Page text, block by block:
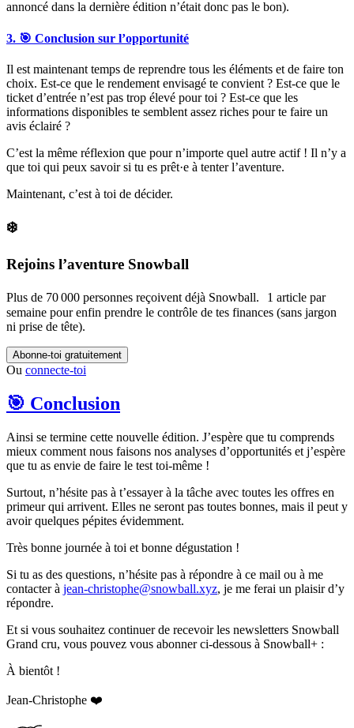
annoncé dans la dernière édition n’était donc pas le bon).
3. 🎯 Conclusion sur l’opportunité
Il est maintenant temps de reprendre tous les éléments et de faire ton
choix. Est-ce que le rendement envisagé te convient ? Est-ce que le
ticket d’entrée n’est pas trop élevé pour toi ? Est-ce que les
informations disponibles te semblent assez riches pour te faire un
avis éclairé ?
C’est la même réflexion que pour n’importe quel autre actif ! Il n’y a
que toi qui peux savoir si tu es prêt·e à tenter l’aventure.
Maintenant, c’est à toi de décider.
❄️
Rejoins l’aventure Snowball
Plus de 70 000 personnes reçoivent déjà Snowball. 1 article par
semaine pour enfin prendre le contrôle de tes finances (sans jargon
ni prise de tête).
Abonne-toi gratuitement
Ou connecte-toi
🎯 Conclusion
Ainsi se termine cette nouvelle édition. J’espère que tu comprends
mieux comment nous faisons nos analyses d’opportunités et j’espère
que tu as envie de faire le test toi-même !
Surtout, n’hésite pas à t’essayer à la tâche avec toutes les offres en
primeur qui arrivent. Elles ne seront pas toutes bonnes, mais il peut y
avoir quelques pépites évidemment.
Très bonne journée à toi et bonne dégustation !
Si tu as des questions, n’hésite pas à répondre à ce mail ou à me
contacter à jean-christophe@snowball.xyz, je me ferai un plaisir d’y
répondre.
Et si vous souhaitez continuer de recevoir les newsletters Snowball
Grand cru, vous pouvez vous abonner ci-dessous à Snowball+ :
À bientôt !
Jean-Christophe ❤️